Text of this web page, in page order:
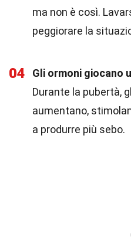
ma non è così.
peggiorare la
04 Gli ormoni giocano
Durante la pubertà,
aumentano,
a produrre più sebo.